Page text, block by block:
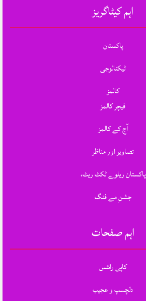
اہم کیٹاگریز
پاکستان
ٹیکنالوجی
کالمز
فیچر کالمز
آج کے کالمز
تصاویر اور مناظر
پاکستان ریلوے ٹکٹ ریٹ،
جشنِ مے فنگ
اہم صفحات
کاپی رائٹس
دلچسپ و عجیب